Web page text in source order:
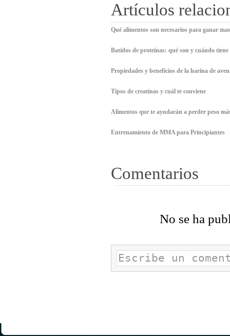
Artículos
Qué alimentos son necesarios para ganar
Batidos de proteínas: qué son y cuándo
Propiedades y beneficios de la harina de
Tipos de creatinas y cuál te conviene
Alimentos que te ayudarán a perder peso
Entrenamiento de MMA para Principiantes
Comentarios
No se ha